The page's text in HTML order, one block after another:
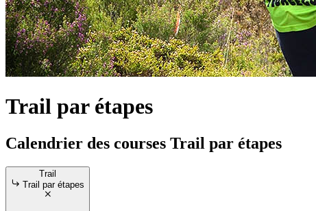
Trail par étapes
Calendrier des courses Trail par étapes
Trail
Trail par étapes